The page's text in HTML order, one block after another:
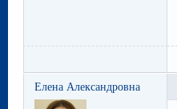
Елена Александровна